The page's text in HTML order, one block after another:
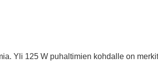
Yli 125 W puhaltimien kohdalle on